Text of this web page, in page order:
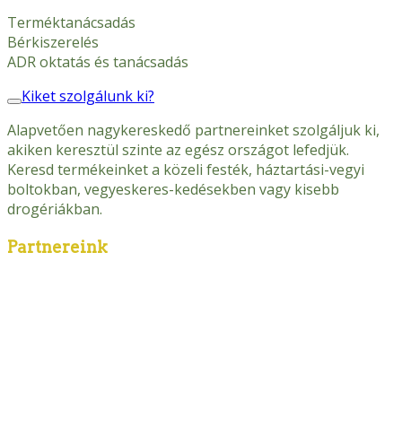
Terméktanácsadás
Bérkiszerelés
ADR oktatás és tanácsadás
Kiket szolgálunk ki?
Alapvetően nagykereskedő partnereinket szolgáljuk ki,
akiken keresztül szinte az egész országot lefedjük.
Keresd termékeinket a közeli festék, háztartási-vegyi
boltokban, vegyeskeres-kedésekben vagy kisebb
drogériákban.
Partnereink